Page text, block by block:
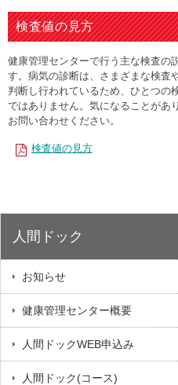
検査値の見方
健康管理センターで行う主な検査の
す。病気の診断は、さまざまな検査
判断し行われているため、ひとつの
ではありません。気になることがあ
お問い合わせください。
検査値の見方
人間ドック
お知らせ
健康管理センター概要
人間ドックWEB申込み
人間ドック(コース)